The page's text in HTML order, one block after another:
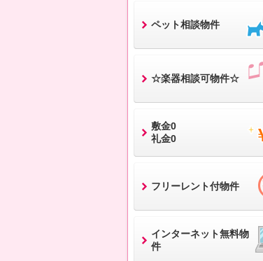
ペット相談物件
☆楽器相談可物件☆
敷金0
礼金0
フリーレント付物件
インターネット無料物
件